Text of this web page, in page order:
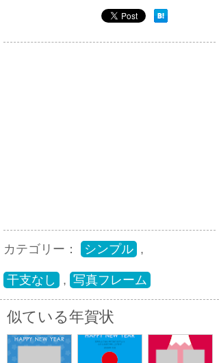
カテゴリー： シンプル ,
干支なし , 写真フレーム
似ている年賀状